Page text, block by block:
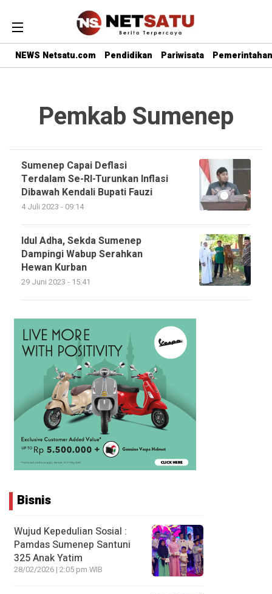
NEWS Netsatu.com Pendidikan Pariwisata Pemerintahan
Pemkab Sumenep
Sumenep Capai Deflasi
Terdalam Se-RI-Turunkan Inflasi
Dibawah Kendali Bupati Fauzi
4 Juli 2023 - 09:14
Idul Adha, Sekda Sumenep
Dampingi Wabup Serahkan
Hewan Kurban
29 Juni 2023 - 15:41
Bisnis
Wujud Kepedulian Sosial :
Pamdas Sumenep Santuni
325 Anak Yatim
28/02/2026 | 2:05 pm WIB